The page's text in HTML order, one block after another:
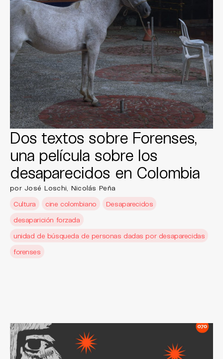
Dos textos sobre Forenses,
una película sobre los
desaparecidos en Colombia
por José Loschi, Nicolás Peña
Cultura
cine colombiano
Desaparecidos
desaparición forzada
unidad de búsqueda de personas dadas por desaparecidas
forenses